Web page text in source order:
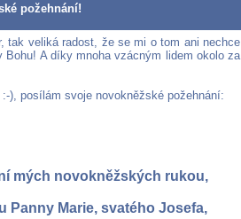
požehnání!
tak veliká radost, že se mi o tom ani nechce
A díky mnoha vzácným lidem okolo za
), posílám svoje novokněžské požehnání:
mých novokněžských rukou,
Panny Marie, svatého Josefa,